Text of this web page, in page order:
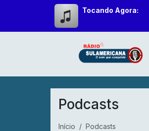
Tocando Agora:
Podcasts
Início Podcasts